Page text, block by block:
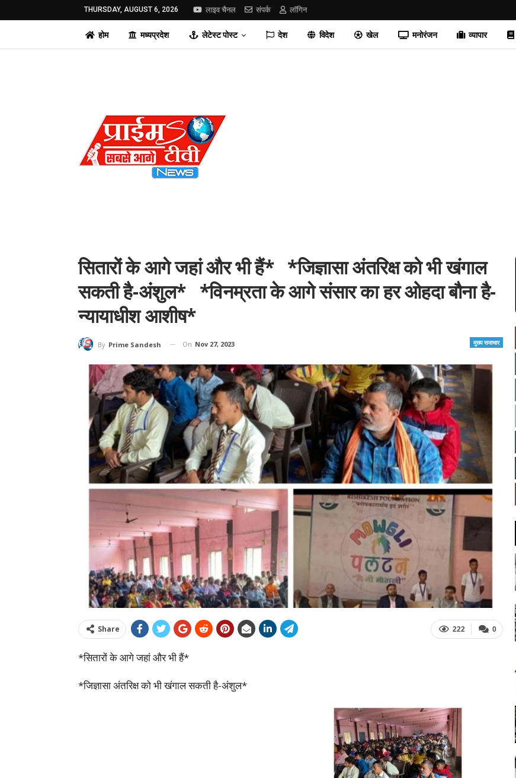
THURSDAY, AUGUST 6, 2026 लाइव चैनल संपर्क लॉगिन
होम मध्यप्रदेश लेटेस्ट पोस्ट देश विदेश खेल मनोरंजन व्यापार
सितारों के आगे जहां और भी हैं* *जिज्ञासा अंतरिक्ष को भी खंगाल
सकती है-अंशुल* *विनम्रता के आगे संसार का हर ओहदा बौना है-
न्यायाधीश आशीष*
मुख्य समाचार
By Prime Sandesh On Nov 27, 2023
0
222
Share
*सितारों के आगे जहां और भी हैं*
*जिज्ञासा अंतरिक्ष को भी खंगाल सकती है-अंशुल*